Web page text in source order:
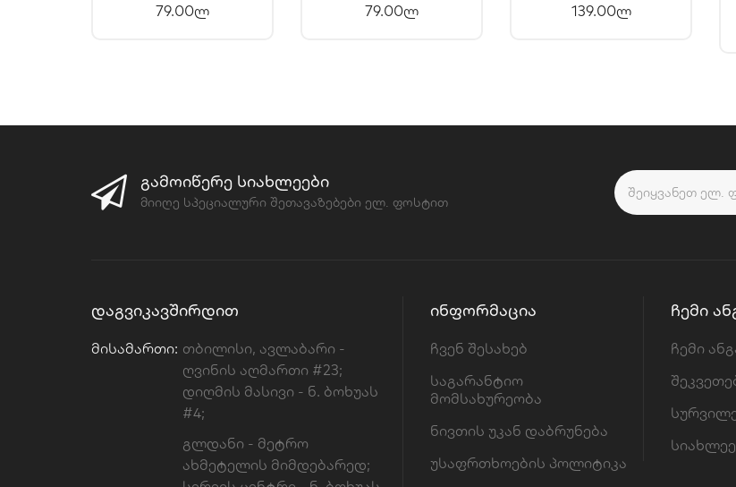
79.00ლ 79.00ლ 139.00ლ
ᲒᲐᲛᲝᲘᲬᲔᲠᲔ ᲡᲘᲐᲮᲚᲔᲔᲑᲘ
მიიღე სპეციალური შეთავაზებები ელ. ფოსტით
ᲓᲐᲒᲕᲘᲙᲐᲕᲨᲘᲠᲓᲘᲗ
Მისამართი: თბილისი, ავლაბარი -
ღვინის აღმართი #23;
დიღმის მასივი - ნ. ბოხუას
#4;
გლდანი - მეტრო
ახმეტელის მიმდებარედ;
ᲘᲜᲤᲝᲠᲛᲐᲪᲘᲐ
ჩვენ შესახებ
საგარანტიო
მომსახურეობა
ნივთის უკან დაბრუნება
უსაფრთხოების პოლიტიკა
ᲩᲔᲛᲘ
ჩემი